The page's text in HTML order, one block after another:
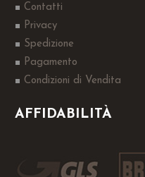
Contatti
Privacy
Spedizione
Pagamento
Condizioni di Vendita
AFFIDABILITÀ